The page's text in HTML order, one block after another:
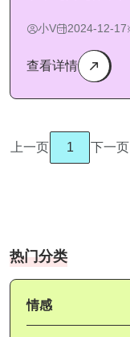
小V 2024-12-17
查看详情
上一页 1 下一页
热门分类
情感